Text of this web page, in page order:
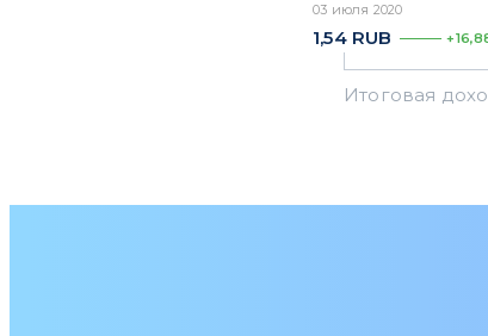
03 июля 2020
1,54 RUB